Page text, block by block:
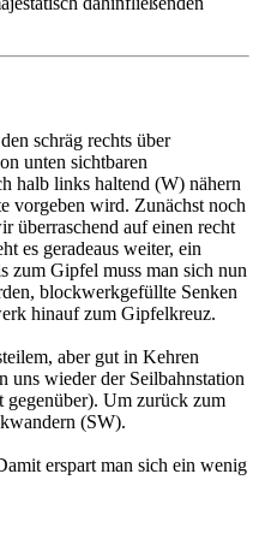
schräg rechts über
unten sichtbaren
halb links haltend (W) nähern
vorgeben wird. Zunächst noch
überraschend auf einen recht
es geradeaus weiter, ein
zum Gipfel muss man sich nun
blockwerkgefüllte Senken
hinauf zum Gipfelkreuz.
aber gut in Kehren
wieder der Seilbahnstation
gegenüber). Um zurück zum
(SW).
erspart man sich ein wenig